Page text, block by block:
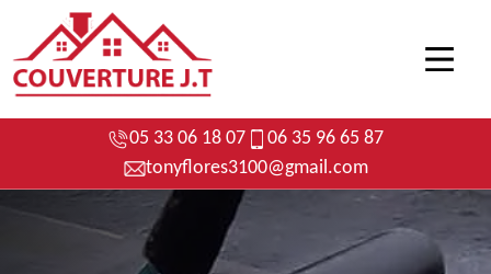
05 33 06 18 07
06 35 96 65 87
tonyflores3100@gmail.com